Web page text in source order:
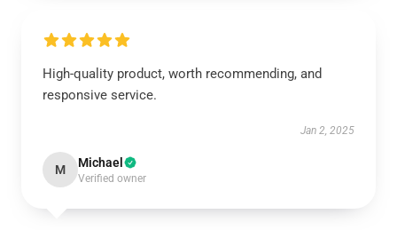
High-quality product, worth recommending, and
responsive service.
Jan 2, 2025
M Michael
Verified owner